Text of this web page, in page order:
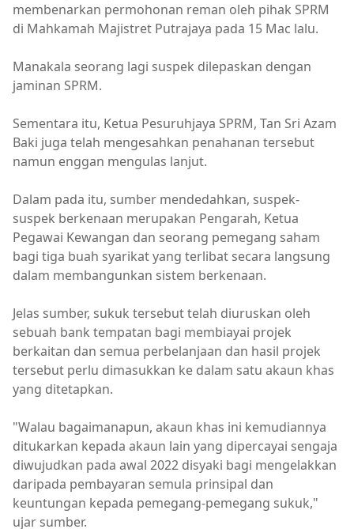
membenarkan permohonan reman oleh pihak SPRM
di Mahkamah Majistret Putrajaya pada 15 Mac lalu.
Manakala seorang lagi suspek dilepaskan dengan
jaminan SPRM.
Sementara itu, Ketua Pesuruhjaya SPRM, Tan Sri Azam
Baki juga telah mengesahkan penahanan tersebut
namun enggan mengulas lanjut.
Dalam pada itu, sumber mendedahkan, suspek-
suspek berkenaan merupakan Pengarah, Ketua
Pegawai Kewangan dan seorang pemegang saham
bagi tiga buah syarikat yang terlibat secara langsung
dalam membangunkan sistem berkenaan.
Jelas sumber, sukuk tersebut telah diuruskan oleh
sebuah bank tempatan bagi membiayai projek
berkaitan dan semua perbelanjaan dan hasil projek
tersebut perlu dimasukkan ke dalam satu akaun khas
yang ditetapkan.
"Walau bagaimanapun, akaun khas ini kemudiannya
ditukarkan kepada akaun lain yang dipercayai sengaja
diwujudkan pada awal 2022 disyaki bagi mengelakkan
daripada pembayaran semula prinsipal dan
keuntungan kepada pemegang-pemegang sukuk,"
ujar sumber.